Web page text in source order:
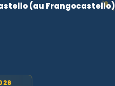
(au Frangocastello)